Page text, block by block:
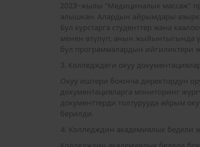
2023-жылы “Медициналык массаж”
алышкан. Алардын айрымдары
Бул курстарга студенттер жана
менен өтүлүп, анын жыйынтыгында
бул программалардын ийгиликтери
3. Колледждеги окуу
Окуу иштери боюнча директордун
документацияларга мониторинг
документтерди толтурууда айрым
берилди.
4. Колледждин академиялык бедели